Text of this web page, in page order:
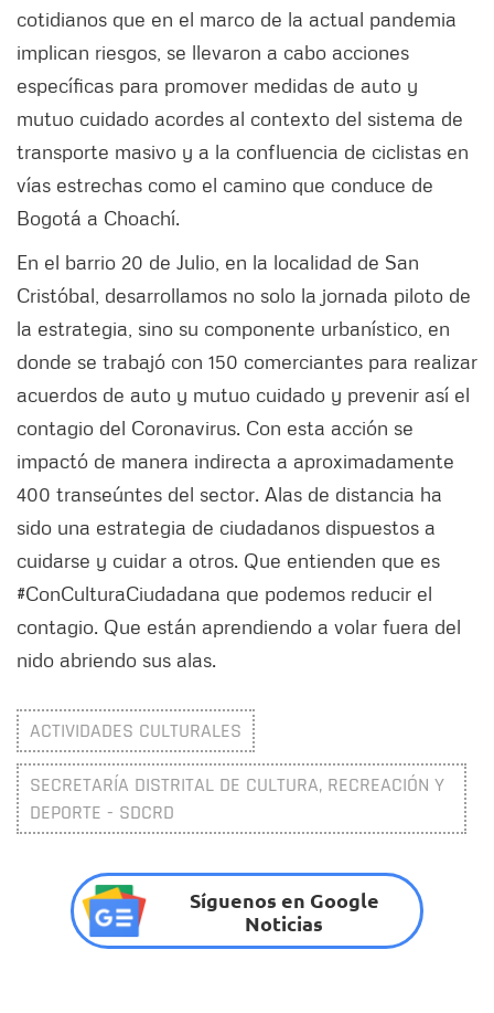
cotidianos que en el marco de la actual pandemia
implican riesgos, se llevaron a cabo acciones
específicas para promover medidas de auto y
mutuo cuidado acordes al contexto del sistema de
transporte masivo y a la confluencia de ciclistas en
vías estrechas como el camino que conduce de
Bogotá a Choachí.
En el barrio 20 de Julio, en la localidad de San
Cristóbal, desarrollamos no solo la jornada piloto de
la estrategia, sino su componente urbanístico, en
donde se trabajó con 150 comerciantes para realizar
acuerdos de auto y mutuo cuidado y prevenir así el
contagio del Coronavirus. Con esta acción se
impactó de manera indirecta a aproximadamente
400 transeúntes del sector. Alas de distancia ha
sido una estrategia de ciudadanos dispuestos a
cuidarse y cuidar a otros. Que entienden que es
#ConCulturaCiudadana que podemos reducir el
contagio. Que están aprendiendo a volar fuera del
nido abriendo sus alas.
ACTIVIDADES CULTURALES
SECRETARÍA DISTRITAL DE CULTURA, RECREACIÓN Y
DEPORTE - SDCRD
Síguenos en Google
Noticias